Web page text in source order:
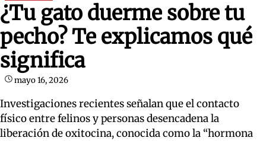
¿Tu gato duerme sobre tu
pecho? Te explicamos qué
significa
mayo 16, 2026
Investigaciones recientes señalan que el contacto
físico entre felinos y personas desencadena la
liberación de oxitocina, conocida como la “hormona